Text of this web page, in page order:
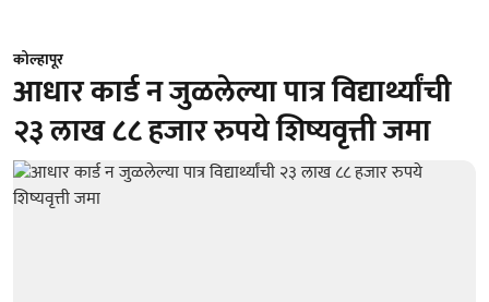
कोल्हापूर
आधार कार्ड न जुळलेल्या पात्र विद्यार्थ्यांची
२३ लाख ८८ हजार रुपये शिष्यवृत्ती जमा